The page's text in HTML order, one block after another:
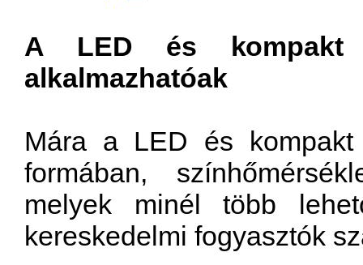
A LED és kompakt
alkalmazhatóak
Mára a LED és
kompakt
formában,
melyek minél
több
kereskedelmi fogyasztók